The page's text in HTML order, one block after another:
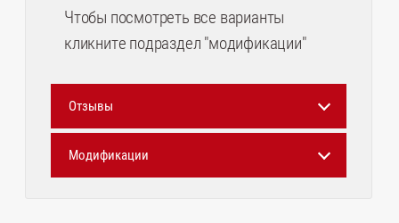
Чтобы посмотреть все варианты
кликните подраздел "модификации"
Отзывы
Модификации